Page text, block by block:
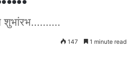
शुभांरभ..........
147 1 minute read